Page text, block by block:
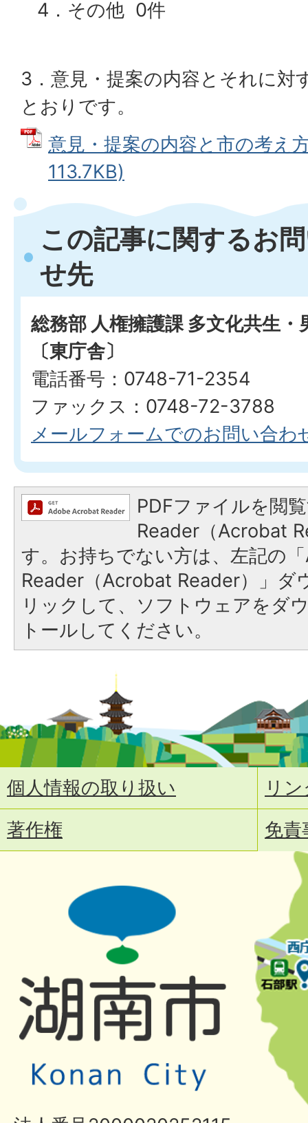
4．その他 0件
3．意見・提案の内容とそれに対
とおりです。
意見・提案の内容と市の考え
113.7KB)
この記事に関するお
せ先
総務部 人権擁護課 多文化共生・
〔東庁舎〕
電話番号：0748-71-2354
ファックス：0748-72-3788
メールフォームでのお問い合わ
PDFファイルを閲
Reader（Acrobat
す。お持ちでない方は、左記の
Reader（Acrobat Reader）」ダ
リックして、ソフトウェアをダ
トールしてください。
個人情報の取り扱い
リ
著作権
免責